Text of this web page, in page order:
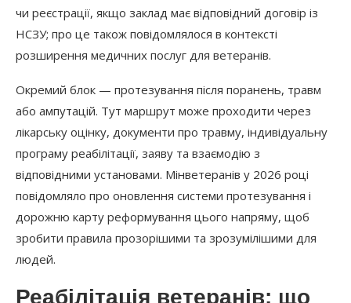
чи реєстрації, якщо заклад має відповідний договір із
НСЗУ; про це також повідомлялося в контексті
розширення медичних послуг для ветеранів.
Окремий блок — протезування після поранень, травм
або ампутацій. Тут маршрут може проходити через
лікарську оцінку, документи про травму, індивідуальну
програму реабілітації, заяву та взаємодію з
відповідними установами. Мінветеранів у 2026 році
повідомляло про оновлення системи протезування і
дорожню карту реформування цього напряму, щоб
зробити правила прозорішими та зрозумілішими для
людей.
Реабілітація ветеранів: що